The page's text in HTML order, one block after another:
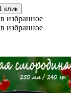
клик
избранное
избранное